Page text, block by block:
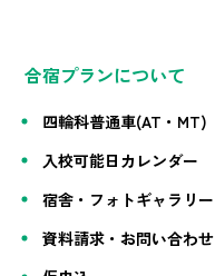
合宿プランについて
四輪科普通車(AT・MT)
入校可能日カレンダー
宿舎・フォトギャラリー
資料請求・お問い合わせ